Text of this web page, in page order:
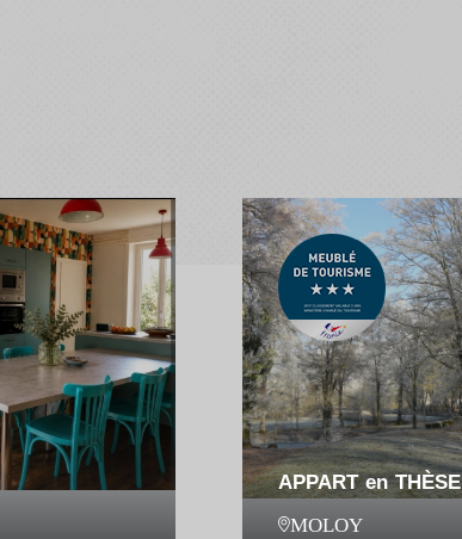
APPART en THÈSE
MOLOY